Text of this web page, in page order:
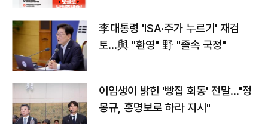
李대통령 'ISA·주가 누르기' 재검
토…與 "환영" 野 "졸속 국정"
이임생이 밝힌 '빵집 회동' 전말…"정
몽규, 홍명보로 하라 지시"